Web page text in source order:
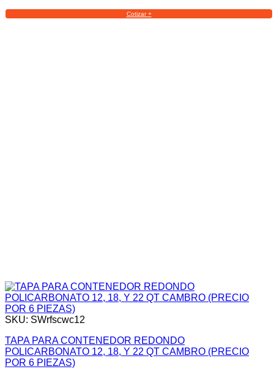
Cotizar +
SKU: SWrfscwc12
TAPA PARA CONTENEDOR REDONDO
POLICARBONATO 12, 18, Y 22 QT CAMBRO (PRECIO
POR 6 PIEZAS)